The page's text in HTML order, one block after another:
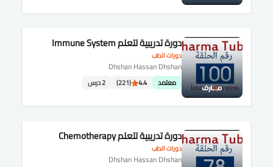
دورات الطب
دورة تدريبية لتعلم Immune System
Dhshan Hassan Dhshan
معتمد 4.4
(221) 2 درس
دورات الطب
دورة تدريبية لتعلم Chemotherapy
Dhshan Hassan Dhshan